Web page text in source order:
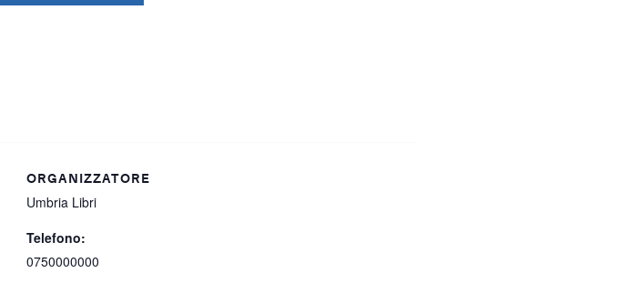
ORGANIZZATORE
Umbria Libri
Telefono:
0750000000